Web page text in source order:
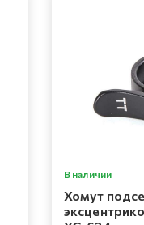
В наличии
Хомут